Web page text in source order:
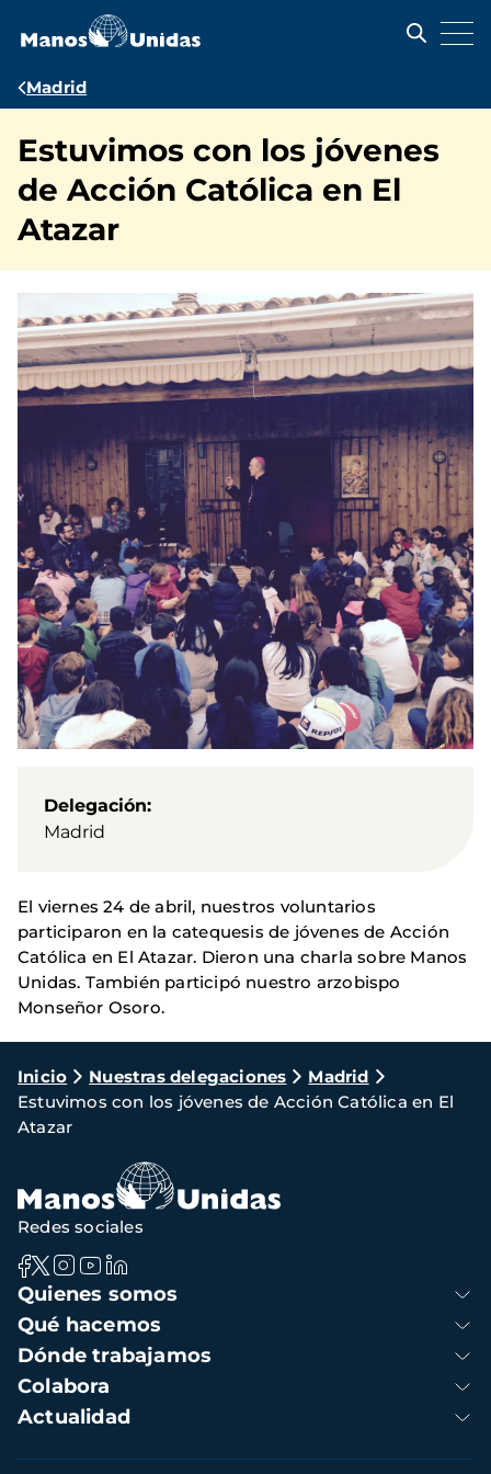
contenido
Ruta
navegación
Madrid
Estuvimos con los jóvenes
de Acción Católica en El
Atazar
Delegación
Madrid
El viernes 24 de abril, nuestros voluntarios
participaron en la catequesis de jóvenes de Acción
Católica en El Atazar. Dieron una charla sobre Manos
Unidas. También participó nuestro arzobispo
Monseñor Osoro.
Ruta
de
navegación
Inicio Nuestras delegaciones
Madrid
Estuvimos con los jóvenes de Acción Católica en El
Atazar
Navegación
principal
Quienes somos
Qué hacemos
Dónde trabajamos
Colabora
Actualidad
Redes sociales